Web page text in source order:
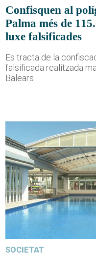
Confisquen al
Palma més de
luxe falsificades
Es tracta de la
falsificada realitzada
Balears
SOCIETAT